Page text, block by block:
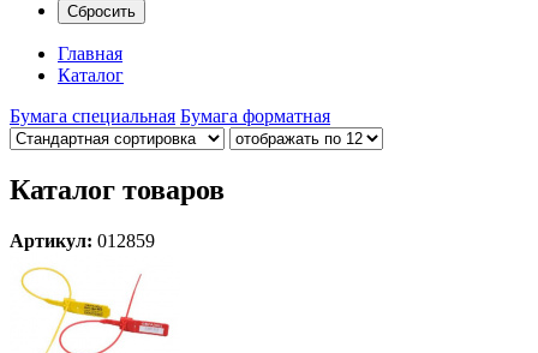
Сбросить
Главная
Каталог
Бумага специальная Бумага форматная
Каталог товаров
Артикул: 012859